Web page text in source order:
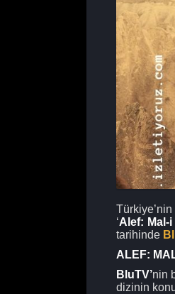
‘Alef: Mal-
tarihinde
ALEF:
BluTV’nin
dizinin